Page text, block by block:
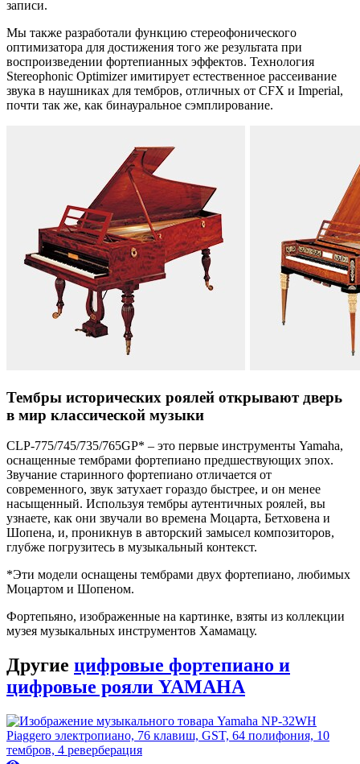
записи.
Мы также разработали функцию стереофонического
оптимизатора для достижения того же результата при
воспроизведении фортепианных эффектов. Технология
Stereophonic Optimizer имитирует естественное рассеивание
звука в наушниках для тембров, отличных от CFX и Imperial,
почти так же, как бинауральное сэмплирование.
Тембры исторических роялей открывают дверь
в мир классической музыки
CLP-775/745/735/765GP* – это первые инструменты Yamaha,
оснащенные тембрами фортепиано предшествующих эпох.
Звучание старинного фортепиано отличается от
современного, звук затухает гораздо быстрее, и он менее
насыщенный. Используя тембры аутентичных роялей, вы
узнаете, как они звучали во времена Моцарта, Бетховена и
Шопена, и, проникнув в авторский замысел композиторов,
глубже погрузитесь в музыкальный контекст.
*Эти модели оснащены тембрами двух фортепиано, любимых
Моцартом и Шопеном.
Фортепьяно, изображенные на картинке, взяты из коллекции
музея музыкальных инструментов Хамамацу.
Другие цифровые фортепиано и
цифровые рояли YAMAHA